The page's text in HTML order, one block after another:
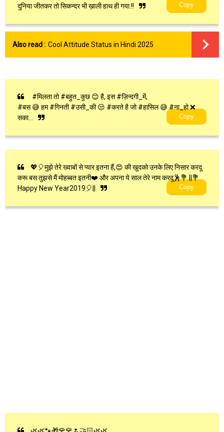
दुनिया जीतकर तो सिकन्दर भी ख़ाली हाथ ही गया.!!
Copy
Also read : Cool Attitude Status in Hindi 2025
#मिलता तो #बहुत_कुछ 😊 है, इस #ज़िन्दगी_में,
#बस 😅 हम #गिनती #उसी_की 😒 #करते है जो #हासिल 😅 #ना_हो ❌
सका...
Copy
💖🎈मुझे तेरे ख्वाबों से प्यार इतना हैं,😍 की खुदको उनके लिए निसार करदू
करू बस तुझसे मैं मोहब्बत इतनी❤️ और अपना ये साल तेरे नाम करदू🕺💐 ||💐
Happy New Year2019🎈||
Copy